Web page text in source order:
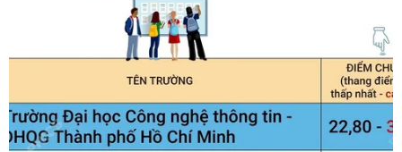
Pogba đã hồi sinh dưới thời Solskjaer. (Nguồn: Reuters)